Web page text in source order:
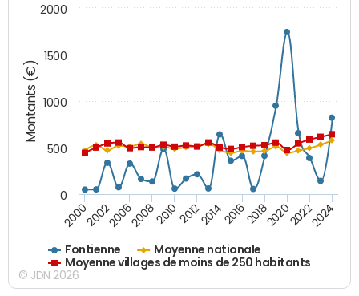
Montants (€)
Fontienne
Moyenne nationale
Moyenne villages de moins de 250 habitants
200020022006200820102012201420162018202020222024
0
500
1000
1500
2000
© JDN 2026